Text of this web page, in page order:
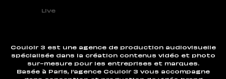
Live
Couloir 3 est une agence de production audiovisuelle
spécialisée dans la création contenus vidéo et photo
sur-mesure pour les entreprises et marques.
Basée à Paris, l’agence Couloir 3 vous accompagne